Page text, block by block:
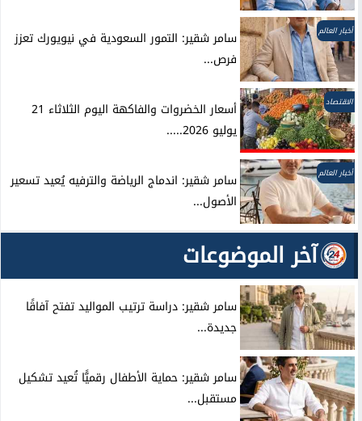
أخبار العالم
سامر شقير: التمور السعودية في نيويورك تعزز
فرص...
الاقتصاد
أسعار الخضروات والفاكهة اليوم الثلاثاء 21
يوليو 2026.....
أخبار العالم
سامر شقير: اندماج الرياضة والترفيه يُعيد تسعير
الأصول...
آخر الموضوعات
سامر شقير: دراسة ترتيب المواليد تفتح آفاقًا
جديدة...
سامر شقير: حماية الأطفال رقميًّا تُعيد تشكيل
مستقبل...